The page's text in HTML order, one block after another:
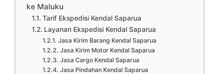
ke Maluku
Tarif Ekspedisi Kendal Saparua
Layanan Ekspedisi Kendal Saparua
Jasa Kirim Barang Kendal Saparua
Jasa Kirim Motor Kendal Saparua
Jasa Cargo Kendal Saparua
Jasa Pindahan Kendal Saparua